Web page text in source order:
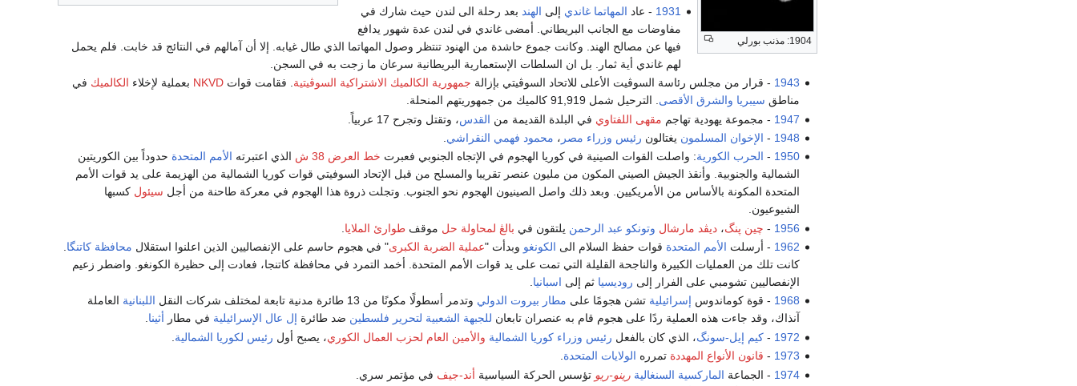
1904: مذنب بورلي
1931 - عاد المهاتما غاندي إلى الهند بعد رحلة الى لندن حيث شارك في
مفاوضات مع الجانب البريطاني. أمضى غاندي في لندن عدة شهور يدافع
فيها عن مصالح الهند. وكانت جموع حاشدة من الهنود تنتظر وصول المهاتما الذي طال غيابه. إلا أن آمالهم في النتائج قد خابت. فلم يحمل
لهم غاندي أية ثمار. بل ان السلطات الإستعمارية البريطانية سرعان ما زجت به في السجن.
1943 - قرار من مجلس رئاسة السوڤيت الأعلى للاتحاد السوڤيتي بإزالة جمهورية الكالميك الاشتراكية السوڤيتية . فقامت قواتNKVD بعملية لإخلاء الكالميك في
مناطق سيبريا والشرق الأقصى . الترحيل شمل 91,919 كالميك من جمهوريتهم المنحلة.
1947 - مجموعة يهودية تهاجم مقهى اللفتاوي في البلدة القديمة من القدس، وتقتل وتجرح 17 عربياً.
1948
- الإخوان المسلمون يغتالون رئيس وزراء مصر ، محمود فهمي النقراشي
1950
- الحرب الكورية: واصلت القوات الصينية في كوريا الهجوم في الإتجاه الجنوبي فعبرت خط العرض 38 ش الذي اعتبرته الأمم المتحدة حدوداً بين الكوريتين
الشمالية والجنوبية. وأنقذ الجيش الصيني المكون من مليون عنصر تقريبا والمسلح من قبل الإتحاد السوفيتي قوات كوريا الشمالية من الهزيمة على يد قوات الأمم
المتحدة المكونة بالأساس من الأمريكيين. وبعد ذلك واصل الصينيون الهجوم نحو الجنوب. وتجلت ذروة هذا الهجوم في معركة طاحنة من أجل سيئول كسبها
الشيوعيون.
1956
- چين پنگ،ديڤد مارشال وتونكو عبد الرحمن يلتقون في بالڠ لمحاولة حل موقفطوارئ الملايا
1962 - أرسلت الأمم المتحدة قوات حفظ السلام الى الكونغو وبدأت "عملية الضربة الكبرى" في هجوم حاسم على الإنفصاليين الذين اعلنوا استقلال محافظة كاتنگا
كانت تلك من العمليات الكبيرة والناجحة القليلة التي تمت على يد قوات الأمم المتحدة. أخمد التمرد في محافظة كاتنجا، فعادت إلى حظيرة الكونغو. واضطر زعيم
الإنفصاليين تشومبي على الفرار إلى روديسيا ثم إلى اسبانيا
1968 - قوة كوماندوس إسرائيلية تشن هجومًا على مطار بيروت الدولي وتدمر أسطولًا مكونًا من 13 طائرة مدنية تابعة لمختلف شركات النقل اللبنانية العاملة
آنذاك، وقد جاءت هذه العملية ردًا على هجوم قام به عنصران تابعان للجبهة الشعبية لتحرير فلسطين ضد طائرة إل عال الإسرائيلية في مطار أثينا.
1972
-كيم إيل-سونگ، الذي كان بالفعل رئيس وزراء كوريا الشمالية والأمين العام لحزب العمال الكوري، يصبح أول رئيس لكوريا الشمالية
1973
- قانون الأنواع المهددة تمرره الولايات المتحدة.
1974 - الجماعة الماركسية السنغالية رينو-ريو تؤسس الحركة السياسية أند-جيف في مؤتمر سري.